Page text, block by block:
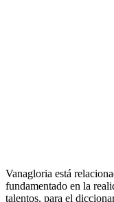
Vanagloria está
fundamentado en la
talentos, para el